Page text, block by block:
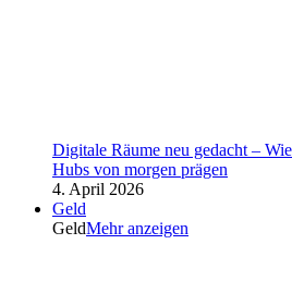
Digitale Räume neu gedacht –
Hubs von morgen prägen
4. April 2026
Geld
GeldMehr anzeigen